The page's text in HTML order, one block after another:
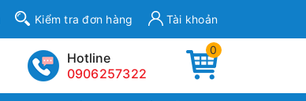
Kiểm tra đơn hàng Tài khoản
0
Hotline
0906257322